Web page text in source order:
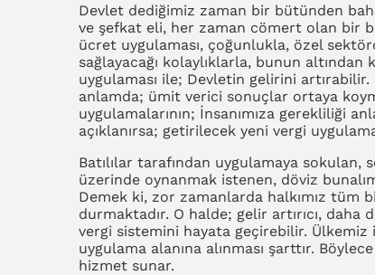
Devlet dediğimiz zaman bir bütünden
ve şefkat eli, her zaman cömert olan bir
ücret uygulaması, çoğunlukla, özel
sağlayacağı kolaylıklarla, bunun
uygulaması ile; Devletin gelirini artırabilir.
anlamda; ümit verici sonuçlar ortaya
uygulamalarının; İnsanımıza gerekliliği
açıklanırsa; getirilecek yeni vergi
Batılılar tarafından uygulamaya
üzerinde oynanmak istenen, döviz
Demek ki, zor zamanlarda halkımız tüm
durmaktadır. O halde; gelir artırıcı,
vergi sistemini hayata geçirebilir.
uygulama alanına alınması şarttır.
hizmet sunar.